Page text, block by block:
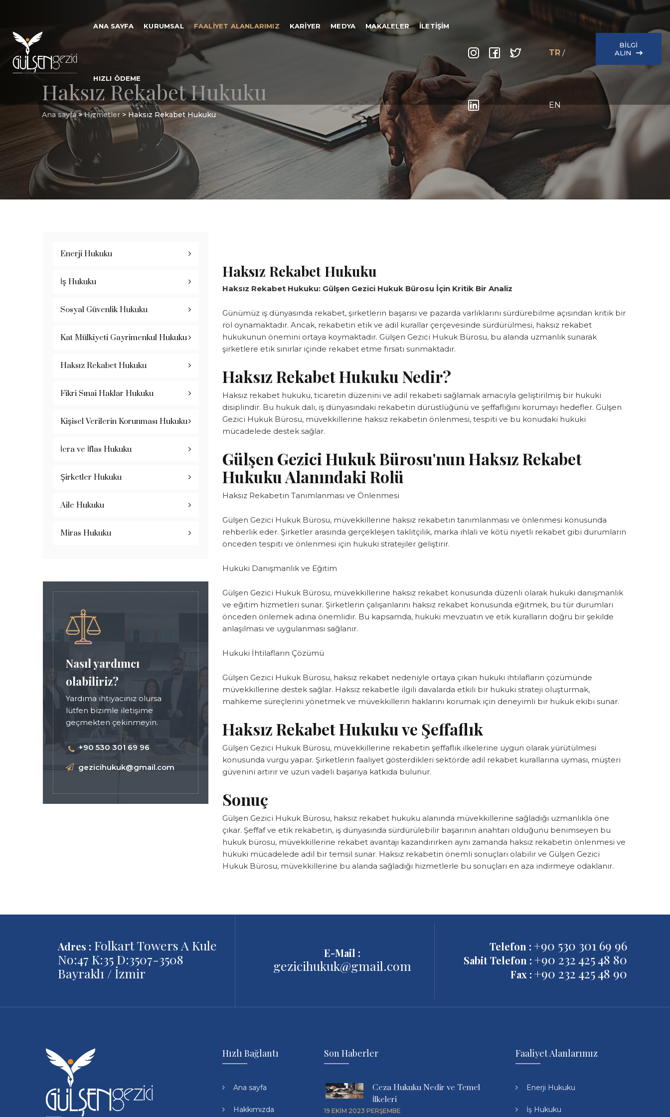
ANA SAYFA KURUMSAL FAALIYET ALANLARIMIZ KARIYER MEDYA MAKALELER İLETIŞIM
HIZLI ÖDEME
TR /
EN
BILGI
ALIN
Haksız Rekabet Hukuku
Ana sayfa >Hizmetler > Haksız Rekabet Hukuku
Enerji Hukuku
İş Hukuku
Sosyal Güvenlik Hukuku
Kat Mülkiyeti Gayrimenkul Hukuku
Haksız Rekabet Hukuku
Fikri Sınai Haklar Hukuku
Kişisel Verilerin Korunması Hukuku
İcra ve İflas Hukuku
Şirketler Hukuku
Aile Hukuku
Miras Hukuku
Nasıl yardımcı
olabiliriz?
Yardıma ihtiyacınız olursa
lütfen bizimle iletişime
geçmekten çekinmeyin.
+90 530 301 69 96
gezicihukuk@gmail.com
Haksız Rekabet Hukuku
Haksız Rekabet Hukuku: Gülşen Gezici Hukuk Bürosu İçin Kritik Bir Analiz
Günümüz iş dünyasında rekabet, şirketlerin başarısı ve pazarda varlıklarını sürdürebilme açısından kritik bir
rol oynamaktadır. Ancak, rekabetin etik ve adil kurallar çerçevesinde sürdürülmesi, haksız rekabet
hukukunun önemini ortaya koymaktadır. Gülşen Gezici Hukuk Bürosu, bu alanda uzmanlık sunarak
şirketlere etik sınırlar içinde rekabet etme fırsatı sunmaktadır.
Haksız Rekabet Hukuku Nedir?
Haksız rekabet hukuku, ticaretin düzenini ve adil rekabeti sağlamak amacıyla geliştirilmiş bir hukuki
disiplindir. Bu hukuk dalı, iş dünyasındaki rekabetin dürüstlüğünü ve şeffaflığını korumayı hedefler. Gülşen
Gezici Hukuk Bürosu, müvekkillerine haksız rekabetin önlenmesi, tespiti ve bu konudaki hukuki
mücadelede destek sağlar.
Gülşen Gezici Hukuk Bürosu'nun Haksız Rekabet
Hukuku Alanındaki Rolü
Haksız Rekabetin Tanımlanması ve Önlenmesi
Gülşen Gezici Hukuk Bürosu, müvekkillerine haksız rekabetin tanımlanması ve önlenmesi konusunda
rehberlik eder. Şirketler arasında gerçekleşen taklitçilik, marka ihlali ve kötü niyetli rekabet gibi durumların
önceden tespiti ve önlenmesi için hukuki stratejiler geliştirir.
Hukuki Danışmanlık ve Eğitim
Gülşen Gezici Hukuk Bürosu, müvekkillerine haksız rekabet konusunda düzenli olarak hukuki danışmanlık
ve eğitim hizmetleri sunar. Şirketlerin çalışanlarını haksız rekabet konusunda eğitmek, bu tür durumları
önceden önlemek adına önemlidir. Bu kapsamda, hukuki mevzuatın ve etik kuralların doğru bir şekilde
anlaşılması ve uygulanması sağlanır.
Hukuki İhtilafların Çözümü
Gülşen Gezici Hukuk Bürosu, haksız rekabet nedeniyle ortaya çıkan hukuki ihtilafların çözümünde
müvekkillerine destek sağlar. Haksız rekabetle ilgili davalarda etkili bir hukuki strateji oluşturmak,
mahkeme süreçlerini yönetmek ve müvekkillerin haklarını korumak için deneyimli bir hukuk ekibi sunar.
Haksız Rekabet Hukuku ve Şeffaflık
Gülşen Gezici Hukuk Bürosu, müvekkillerine rekabetin şeffaflık ilkelerine uygun olarak yürütülmesi
konusunda vurgu yapar. Şirketlerin faaliyet gösterdikleri sektörde adil rekabet kurallarına uyması, müşteri
güvenini artırır ve uzun vadeli başarıya katkıda bulunur.
Sonuç
Gülşen Gezici Hukuk Bürosu, haksız rekabet hukuku alanında müvekkillerine sağladığı uzmanlıkla öne
çıkar. Şeffaf ve etik rekabetin, iş dünyasında sürdürülebilir başarının anahtarı olduğunu benimseyen bu
hukuk bürosu, müvekkillerine rekabet avantajı kazandırırken aynı zamanda haksız rekabetin önlenmesi ve
hukuki mücadelede adil bir temsil sunar. Haksız rekabetin önemli sonuçları olabilir ve Gülşen Gezici
Hukuk Bürosu, müvekkillerine bu alanda sağladığı hizmetlerle bu sonuçları en aza indirmeye odaklanır.
Adres : Folkart Towers A Kule
No:47 K:35 D:3507-3508
Bayraklı / İzmir
E-Mail :
gezicihukuk@gmail.com
Telefon : +90 530 301 69 96
Sabit Telefon : +90 232 425 48 80
Fax : +90 232 425 48 90
Hızlı Bağlantı
Ana sayfa
Hakkımızda
Son Haberler
Ceza Hukuku Nedir ve Temel
İlkeleri
19 EKIM 2023 PERŞEMBE
Faaliyet Alanlarımız
Enerji Hukuku
İş Hukuku